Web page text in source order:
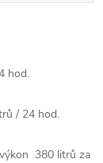
hod.
/ 24 hod.
380 litrů za